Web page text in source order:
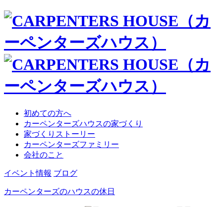
初めての方へ
カーペンターズハウスの家づくり
家づくりストーリー
カーペンターズファミリー
会社のこと
イベント情報 ブログ
カーペンターズのハウスの休日